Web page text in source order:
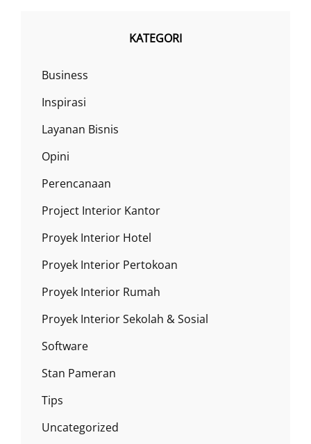
KATEGORI
Business
Inspirasi
Layanan Bisnis
Opini
Perencanaan
Project Interior Kantor
Proyek Interior Hotel
Proyek Interior Pertokoan
Proyek Interior Rumah
Proyek Interior Sekolah & Sosial
Software
Stan Pameran
Tips
Uncategorized